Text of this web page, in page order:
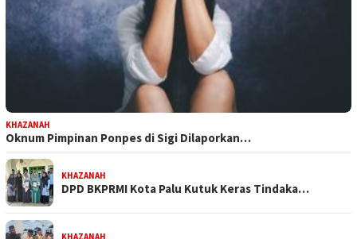
KHAZANAH
Oknum Pimpinan Ponpes di Sigi Dilaporkan…
KHAZANAH
DPD BKPRMI Kota Palu Kutuk Keras Tindaka…
KHAZANAH